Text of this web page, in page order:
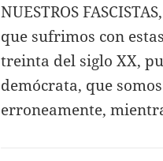
NUESTROS
que sufrimos con
treinta del siglo XX,
demócrata, que
erroneamente,